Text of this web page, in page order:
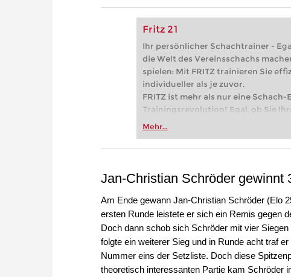
Fritz 21
Ihr persönlicher Schachtrainer -
die Welt des Vereinsschachs
spielen: Mit FRITZ trainieren Sie
individueller als je zuvor.
FRITZ ist mehr als nur eine Schach-
Trainingsrevolution! Egal, ob Sie
Vereinsschachs machen oder
zuvor.
Mehr...
Jan-Christian Schröder gewinnt
Am Ende gewann Jan-Christian Schröder (Elo
ersten Runde leistete er sich ein Remis gegen
Doch dann schob sich Schröder mit vier
folgte ein weiterer Sieg und in Runde acht traf
Nummer eins der Setzliste. Doch diese
theoretisch interessanten Partie kam Schröder